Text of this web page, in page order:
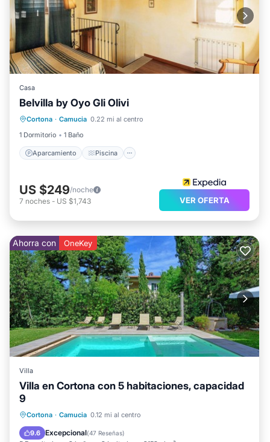
Casa
Belvilla by Oyo Gli Olivi
Cortona · Camucia 0.22 mi al centro
1 Dormitorio
1 Baño
Aparcamiento Piscina
Aparcamiento
Piscina
Balcón/Terraza
Internet
US $249/noche
7 noches - US $1,743 VER OFERTA
Ahorra con OneKey
Villa
Villa en Cortona con 5 habitaciones, capacidad
9
Cortona · Camucia 0.12 mi al centro
9.6 Excepcional(47 Reseñas)
Piscina privada
Aparcamiento
Piscina
Balcón/Terraza